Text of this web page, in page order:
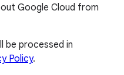
Google Cloud from
be processed in
Policy.